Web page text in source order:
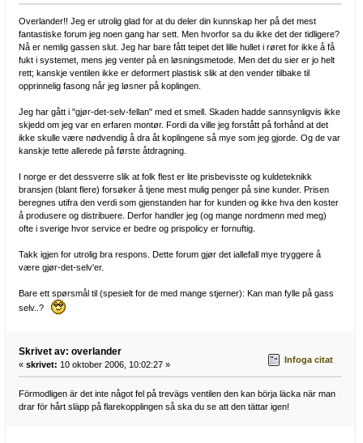
Overlander!! Jeg er utrolig glad for at du deler din kunnskap her på det mest
fantastiske forum jeg noen gang har sett. Men hvorfor sa du ikke det der tidligere?
Nå er nemlig gassen slut. Jeg har bare fått teipet det lille hullet i røret for ikke å få
fukt i systemet, mens jeg venter på en løsningsmetode. Men det du sier er jo helt
rett; kanskje ventilen ikke er deformert plastisk slik at den vender tilbake til
opprinnelig fasong når jeg løsner på koplingen.
Jeg har gått i "gjør-det-selv-fellan" med et smell. Skaden hadde sannsynligvis ikke
skjedd om jeg var en erfaren montør. Fordi da ville jeg forstått på forhånd at det
ikke skulle være nødvendig å dra åt koplingene så mye som jeg gjorde. Og de var
kanskje tette allerede på første åtdragning.
I norge er det dessverre slik at folk flest er lite prisbevisste og kuldeteknikk
bransjen (blant flere) forsøker å tjene mest mulig penger på sine kunder. Prisen
beregnes utifra den verdi som gjenstanden har for kunden og ikke hva den koster
å produsere og distribuere. Derfor handler jeg (og mange nordmenn med meg)
ofte i sverige hvor service er bedre og prispolicy er fornuftig.
Takk igjen for utrolig bra respons. Dette forum gjør det iallefall mye tryggere å
være gjør-det-selv'er.
Bare ett spørsmål til (spesielt for de med mange stjerner): Kan man fylle på gass
selv..?
Skrivet av: overlander
« skrivet: 10 oktober 2006, 10:02:27 » Infoga citat
Förmodligen är det inte något fel på trevägs ventilen den kan börja läcka när man
drar för hårt släpp på flarekopplingen så ska du se att den tättar igen!